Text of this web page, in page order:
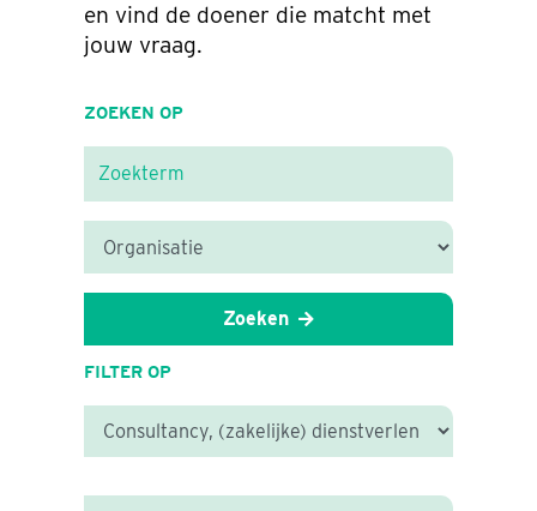
en vind de doener die matcht met
jouw vraag.
ZOEKEN OP
Zoeken
FILTER OP